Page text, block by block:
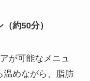
約50分）
が可能なメニュ
温めながら、脂肪